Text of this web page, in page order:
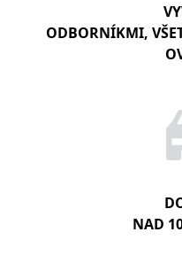
ODBORNÍKMI,
NAD